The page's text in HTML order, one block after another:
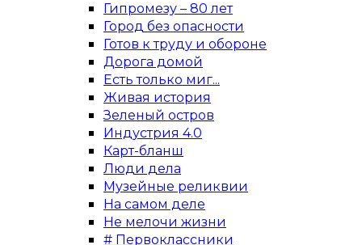
Гипромезу – 80 лет
Город без опасности
Готов к труду и обороне
Дорога домой
Есть только миг...
Живая история
Зеленый остров
Индустрия 4.0
Карт-бланш
Люди дела
Музейные реликвии
На самом деле
Не мелочи жизни
# Первоклассники